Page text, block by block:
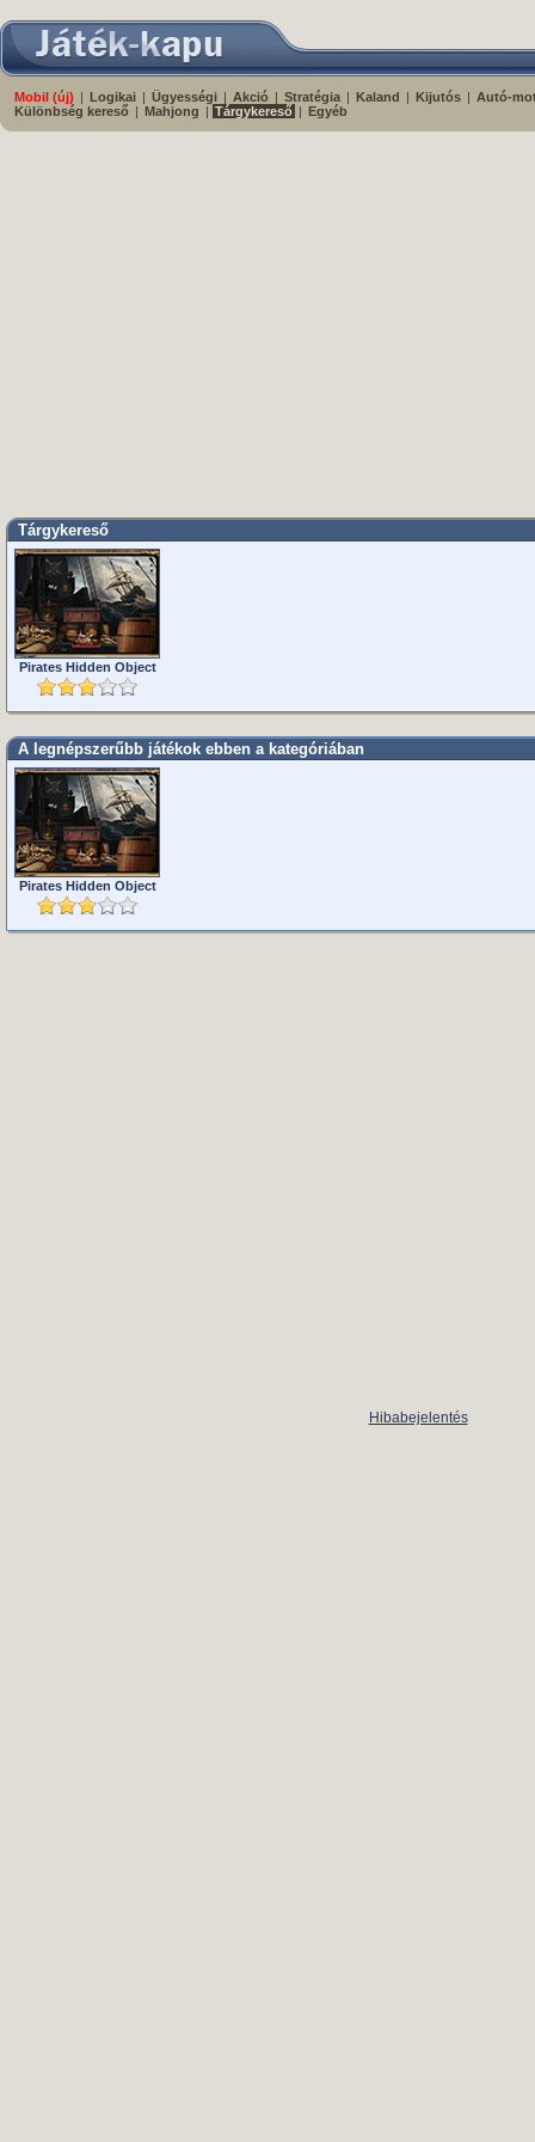
Mobil (új) | Logikai | Ügyességi | Akció | Stratégia | Kaland | Kijutós | Autó-
Különbség kereső | Mahjong | Tárgykereső | Egyéb
Tárgykereső
Pirates Hidden Object
A legnépszerűbb játékok ebben a kategóriában
Pirates Hidden Object
Hibabejelentés